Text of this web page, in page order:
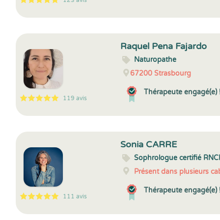
5
1
5
123
5
1
5
119 119 avis
Raquel Pena Fajardo
Naturopathe
67200 Strasbourg
Thérapeute engagé(e)
5
1
5
111 111 avis
Sonia CARRE
Sophrologue certifié
Présent dans plusieurs
Thérapeute engagé(e)